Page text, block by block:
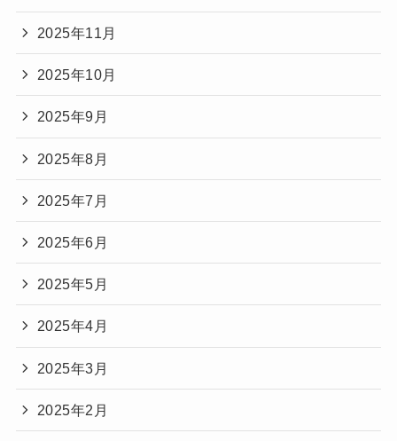
2025年11月
2025年10月
2025年9月
2025年8月
2025年7月
2025年6月
2025年5月
2025年4月
2025年3月
2025年2月